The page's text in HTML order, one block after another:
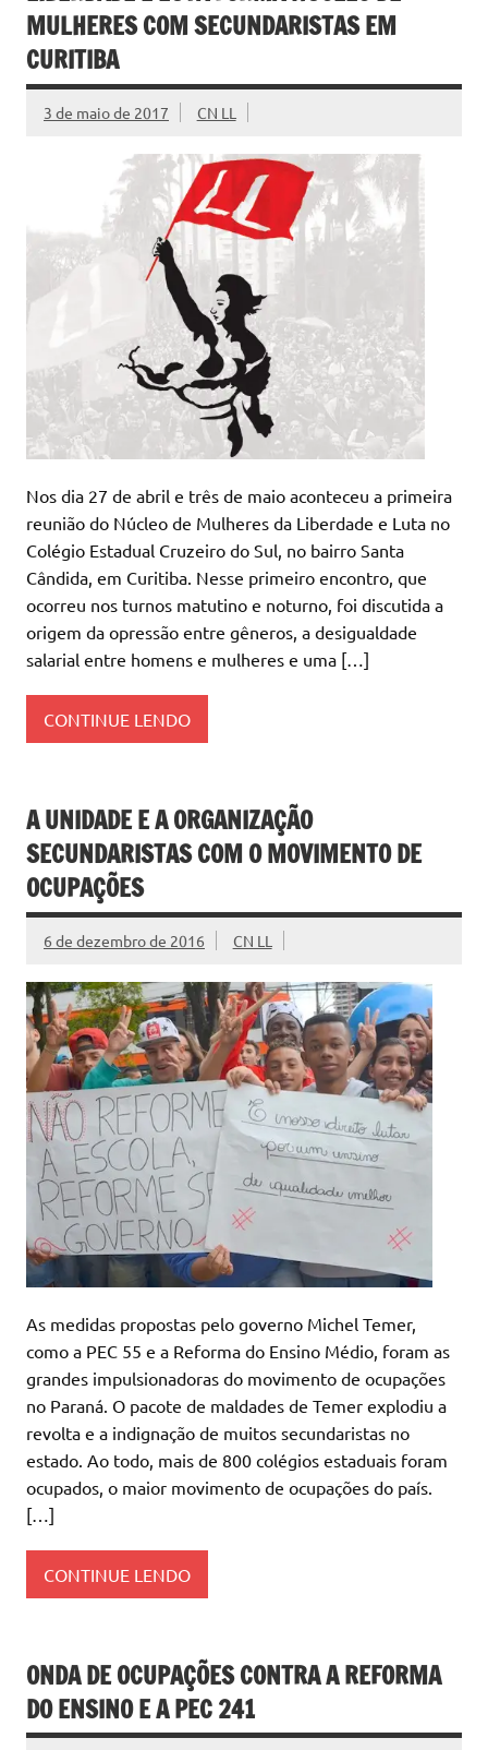
MULHERES COM SECUNDARISTAS EM
CURITIBA
3 de maio de 2017 CN LL
Nos dia 27 de abril e três de maio aconteceu a primeira
reunião do Núcleo de Mulheres da Liberdade e Luta no
Colégio Estadual Cruzeiro do Sul, no bairro Santa
Cândida, em Curitiba. Nesse primeiro encontro, que
ocorreu nos turnos matutino e noturno, foi discutida a
origem da opressão entre gêneros, a desigualdade
salarial entre homens e mulheres e uma […]
CONTINUE LENDO
A UNIDADE E A ORGANIZAÇÃO
SECUNDARISTAS COM O MOVIMENTO DE
OCUPAÇÕES
6 de dezembro de 2016 CN LL
As medidas propostas pelo governo Michel Temer,
como a PEC 55 e a Reforma do Ensino Médio, foram as
grandes impulsionadoras do movimento de ocupações
no Paraná. O pacote de maldades de Temer explodiu a
revolta e a indignação de muitos secundaristas no
estado. Ao todo, mais de 800 colégios estaduais foram
ocupados, o maior movimento de ocupações do país.
[…]
CONTINUE LENDO
ONDA DE OCUPAÇÕES CONTRA A REFORMA
DO ENSINO E A PEC 241